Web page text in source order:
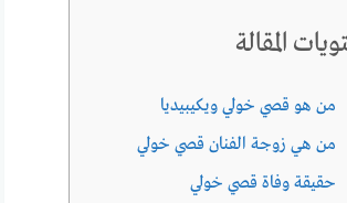
المقالة
من هو قصي خولي ويكيبيديا
من هي زوجة الفنان قصي خولي
حقيقة وفاة قصي خولي